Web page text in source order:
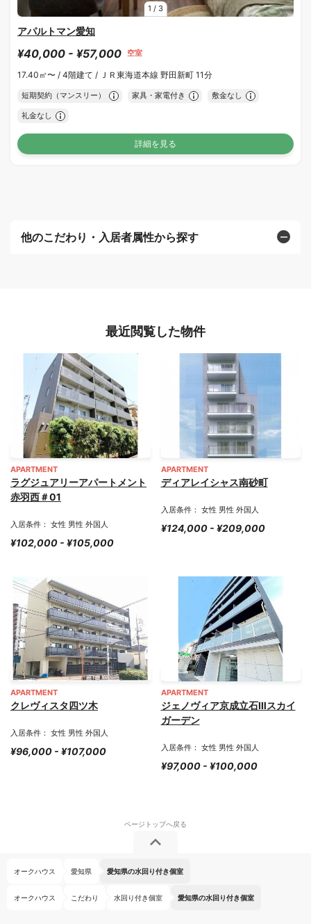
1 / 3
アパルトマン愛知
¥40,000 - ¥57,000 空室
17.40㎡〜 / 4階建て / ＪＲ東海道本線 野田新町 11分
短期契約（マンスリー） 家具・家電付き 敷金なし
礼金なし
詳細を見る
他のこだわり・入居者属性から探す
最近閲覧した物件
APARTMENT
ラグジュアリーアパートメント
赤羽西＃01
入居条件： 女性 男性 外国人
¥102,000 - ¥105,000
APARTMENT
ディアレイシャス南砂町
入居条件： 女性 男性 外国人
¥124,000 - ¥209,000
APARTMENT
クレヴィスタ四ツ木
入居条件： 女性 男性 外国人
¥96,000 - ¥107,000
APARTMENT
ジェノヴィア京成立石Ⅲスカイ
ガーデン
入居条件： 女性 男性 外国人
¥97,000 - ¥100,000
オークハウス 愛知県 愛知県の水回り付き個室
オークハウス こだわり 水回り付き個室 愛知県の水回り付き個室